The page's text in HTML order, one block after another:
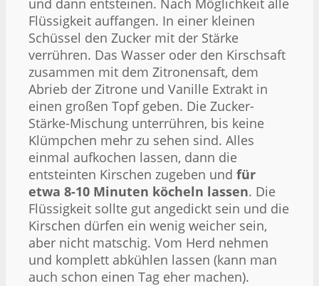
Flüssigkeit auffangen. In einer kleinen
Schüssel den Zucker mit der Stärke
verrühren. Das Wasser oder den Kirschsaft
zusammen mit dem Zitronensaft, dem
Abrieb der Zitrone und Vanille Extrakt in
einen großen Topf geben. Die Zucker-
Stärke-Mischung unterrühren, bis keine
Klümpchen mehr zu sehen sind. Alles
einmal aufkochen lassen, dann die
entsteinten Kirschen zugeben und für
etwa 8-10 Minuten köcheln lassen. Die
Flüssigkeit sollte gut angedickt sein und die
Kirschen dürfen ein wenig weicher sein,
aber nicht matschig. Vom Herd nehmen
und komplett abkühlen lassen (kann man
auch schon einen Tag eher machen).